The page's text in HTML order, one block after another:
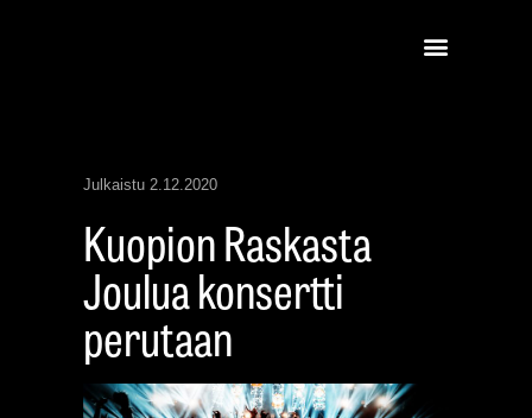
Julkaistu 2.12.2020
Kuopion Raskasta
Joulua konsertti
perutaan